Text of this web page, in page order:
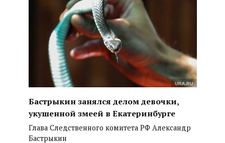
Бастрыкин занялся делом девочки,
укушенной змеей в Екатеринбурге
Глава Следственного комитета РФ Александр
Бастрыкин